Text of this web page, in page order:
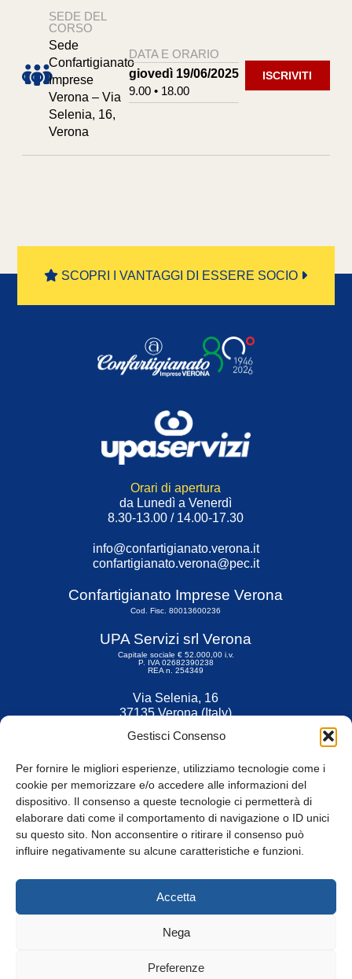
Gestisci Consenso
Per fornire le migliori esperienze, utilizziamo tecnologie come i
cookie per memorizzare e/o accedere alle informazioni del
dispositivo. Il consenso a queste tecnologie ci permetterà di
elaborare dati come il comportamento di navigazione o ID unici
su questo sito. Non acconsentire o ritirare il consenso può
influire negativamente su alcune caratteristiche e funzioni.
Accetta
Nega
Preferenze
SEDE DEL
CORSO
Sede
Confartigianato
Imprese
Verona – Via
Selenia, 16,
Verona
DATA E ORARIO
giovedì 19/06/2025
9.00 • 18.00
ISCRIVITI
SCOPRI I VANTAGGI DI ESSERE SOCIO
Orari di apertura
da Lunedì a Venerdì
8.30-13.00 / 14.00-17.30
info@confartigianato.verona.it
confartigianato.verona@pec.it
Confartigianato Imprese Verona
Cod. Fisc. 80013600236
UPA Servizi srl Verona
Capitale sociale € 52.000,00 i.v.
P. IVA 02682390238
REA n. 254349
Via Selenia, 16
37135 Verona (Italy)
Fax 045 9211599
© Tutti i diritti riservati